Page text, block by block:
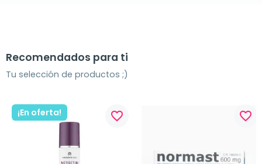
Recomendados para ti
Tu selección de productos ;)
¡En oferta! favorite_border favorite_border